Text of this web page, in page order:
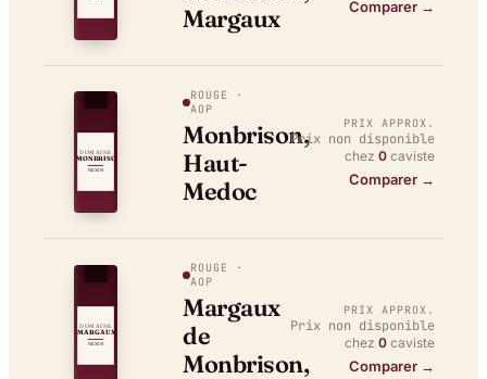
Margaux
Comparer →
DOMAINE
MONBRISO
NEXUS
ROUGE
·
AOP
Monbrison,
Haut-
Medoc
PRIX APPROX.
Prix non disponible
chez 0 caviste
Comparer →
DOMAINE
MARGAUX
NEXUS
ROUGE
·
AOP
Margaux
de
Monbrison,
PRIX APPROX.
Prix non disponible
chez 0 caviste
Comparer →